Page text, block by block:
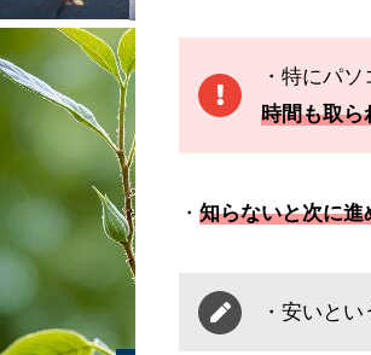
・特にパ
時間も取ら
・ 知らないと次に
・安いと